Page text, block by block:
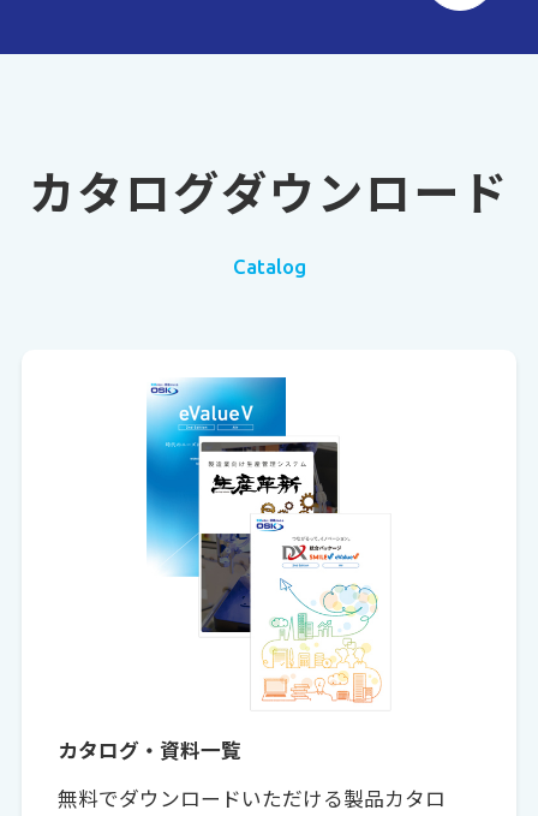
カタログダウンロード
Catalog
カタログ・資料一覧
無料でダウンロードいただける製品カタロ